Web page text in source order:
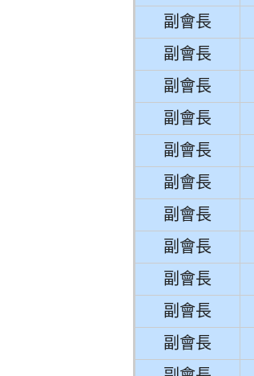
副會長
副會長
副會長
副會長
副會長
副會長
副會長
副會長
副會長
副會長
副會長